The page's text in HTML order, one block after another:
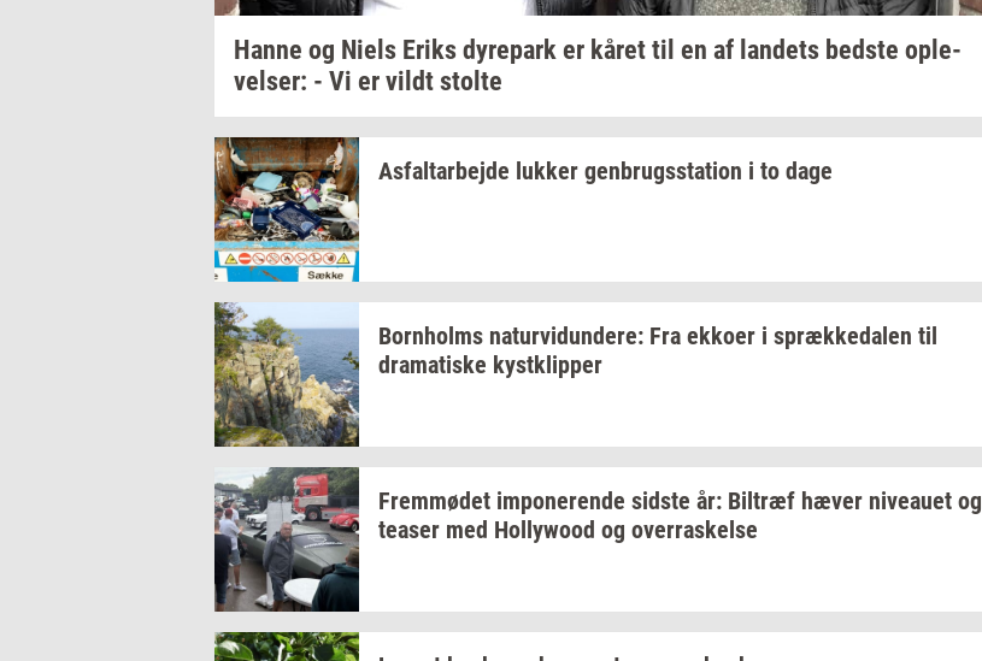
Hanne og Niels Eriks dy­re­park er kåret til en af lan­dets bed­ste op­le­
vel­ser: - Vi er vildt stol­te
As­fal­t­ar­bej­de luk­ker gen­brugs­sta­tion i to dage
Born­holms na­tur­vi­dun­de­re: Fra ek­ko­er i spræk­ke­da­len til
dra­ma­ti­ske kyst­klip­per
Frem­mø­det im­po­ne­ren­de sid­ste år: Bil­træf hæver ni­veau­et og
tea­ser med Hol­lywood og over­ra­skel­se